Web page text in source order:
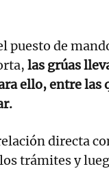
puesto de
las grúas
ello, entre las
directa
trámites y